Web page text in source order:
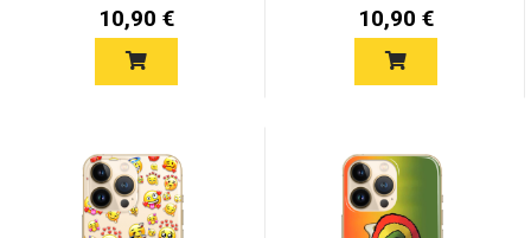
10,90 € 10,90 €